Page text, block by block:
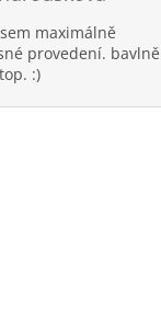
maximálně
provedení.
:)